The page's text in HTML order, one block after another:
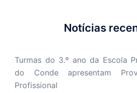
Notícias
Turmas do 3.º ano da Escola
do Conde apresentam
Profissional